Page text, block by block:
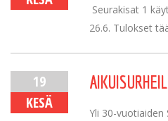
Seurakisat 1
26.6. Tulokset
19
KESÄ
Yli 30-vuotiaiden